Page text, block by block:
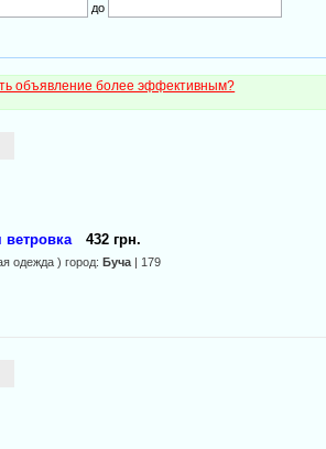
до
объявление более эффективным?
ветровка 432 грн.
одежда ) город:Буча | 179